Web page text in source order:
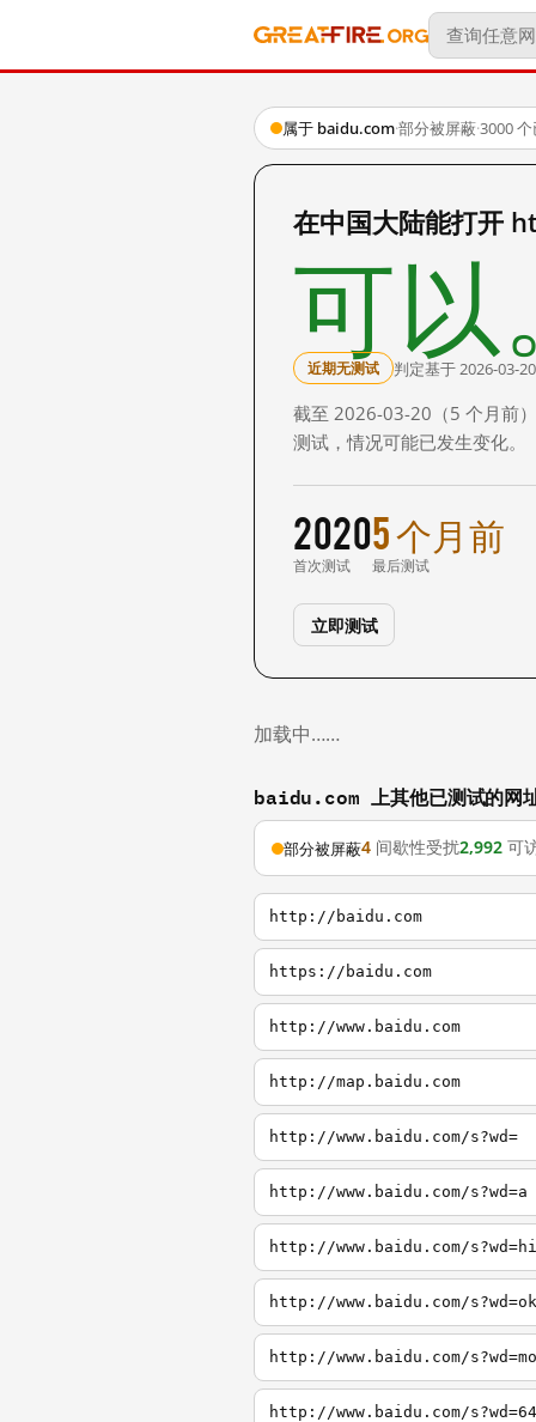
属于 baidu.com·部分被屏蔽·3000
在中国大陆能打开
可以
近期无测试 判定基于 2026-03-
截至 2026-03-20（5 个月前
测试，情况可能已发生变化。
2020
首次测试
5 个月前
最后测试
立即测试
加载中……
baidu.com 上其他已测试的网
部分被屏蔽4 间歇性受扰2,992 可
http://baidu.com
https://baidu.com
http://www.baidu.com
http://map.baidu.com
http://www.baidu.com/s?wd=
http://www.baidu.com/s?wd=a
http://www.baidu.com/s?wd=hi
http://www.baidu.com/s?wd=ok
http://www.baidu.com/s?wd=mo
http://www.baidu.com/s?wd=64